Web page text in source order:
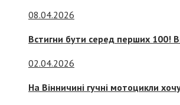
08.04.2026
Встигни бути серед перших 100!
02.04.2026
На Вінничині гучні мотоцикли